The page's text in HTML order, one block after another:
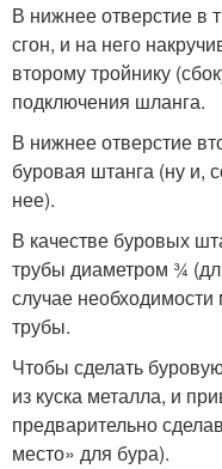
В нижнее отверстие в
сгон, и на него
второму тройнику
подключения шланга.
В нижнее отверстие
буровая штанга (ну и,
нее).
В качестве буровых
трубы диаметром ¾
случае
трубы.
Чтобы сделать
из куска металла, и
предварительно
место» для бура).